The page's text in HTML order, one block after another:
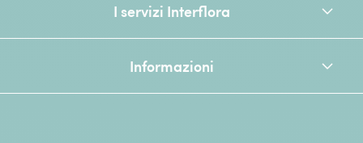
I servizi Interflora
Informazioni